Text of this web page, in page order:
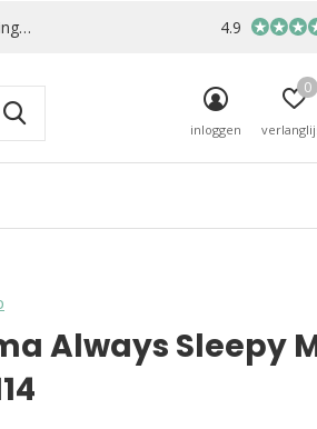
inloggen
0
4.9
Always Sleepy